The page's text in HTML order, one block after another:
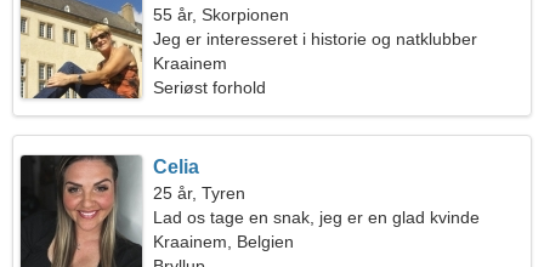
55 år, Skorpionen
Jeg er interesseret i historie og natklubber
Kraainem
Seriøst forhold
Celia
25 år, Tyren
Lad os tage en snak, jeg er en glad kvinde
Kraainem, Belgien